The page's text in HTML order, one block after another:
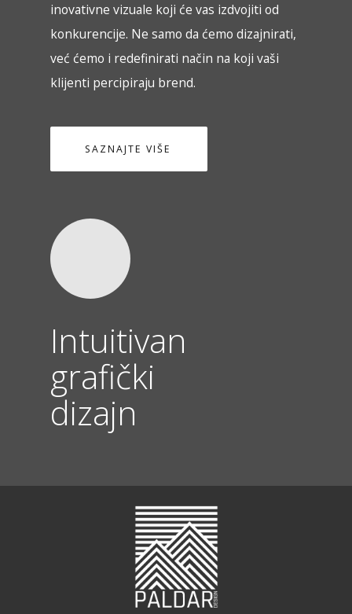
inovativne vizuale koji će vas izdvojiti od
konkurencije. Ne samo da ćemo dizajnirati,
već ćemo i redefinirati način na koji vaši
klijenti percipiraju brend.
SAZNAJTE VIŠE
Intuitivan
grafički
dizajn